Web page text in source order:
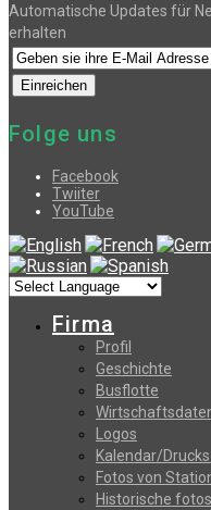
Automatische Updates für
erhalten
Folge uns
Facebook
Twiiter
YouTube
Firma
Profil
Geschichte
Busflotte
Logos
Kalendar/
Fotos von
Historische fotos